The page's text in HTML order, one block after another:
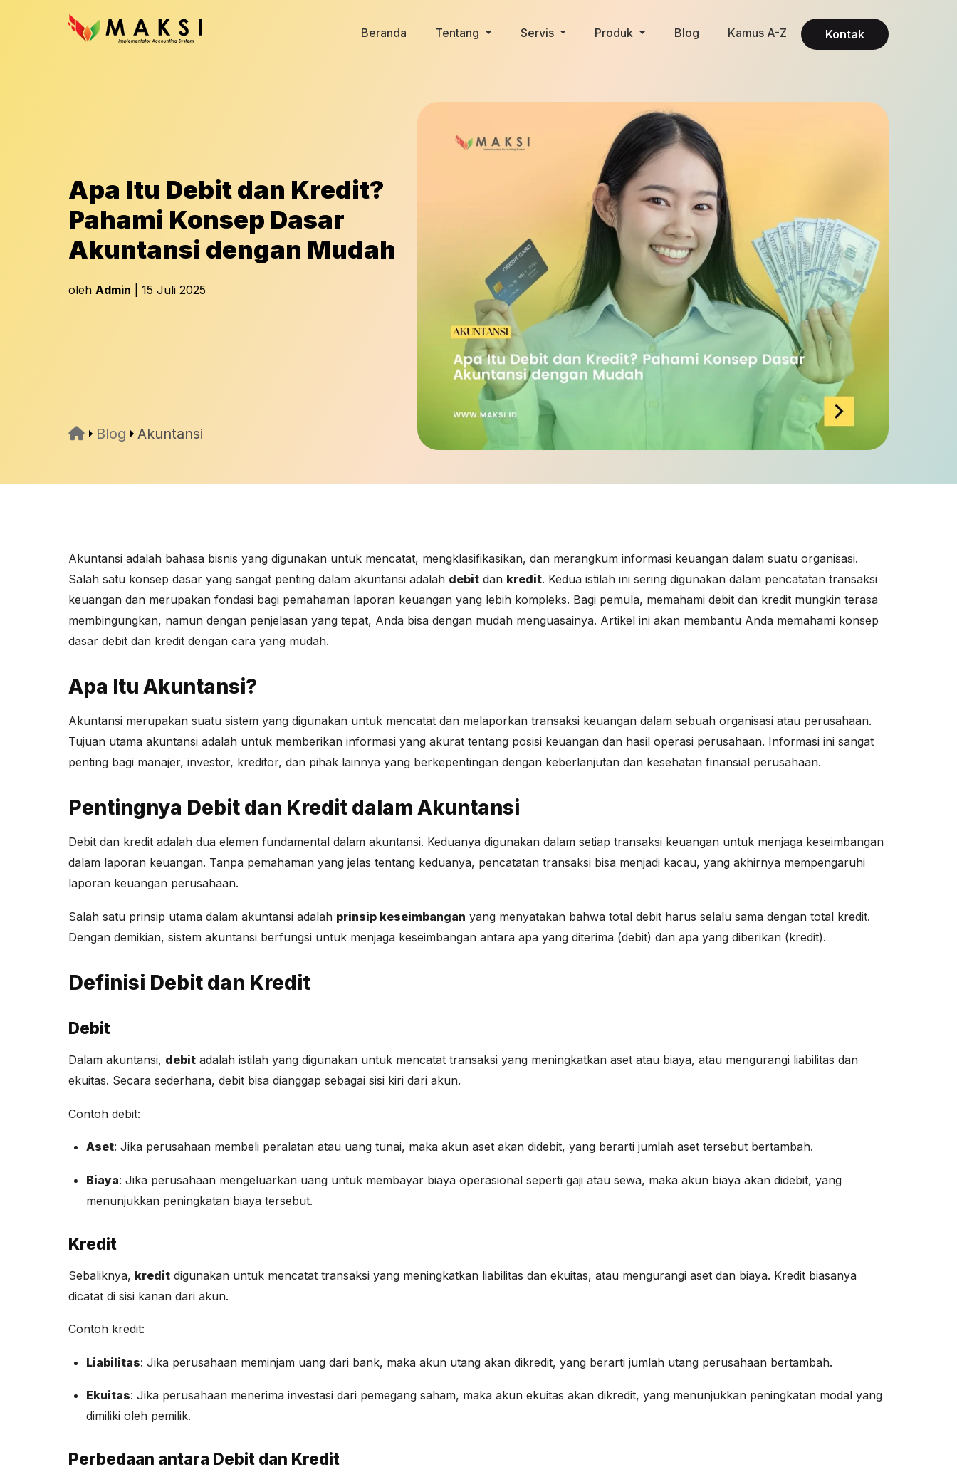
Beranda Tentang Servis Produk Blog Kamus A-Z Kontak
Apa Itu Debit dan Kredit?
Pahami Konsep Dasar
Akuntansi dengan Mudah
oleh Admin | 15 Juli 2025
Blog Akuntansi
Akuntansi adalah bahasa bisnis yang digunakan untuk mencatat, mengklasifikasikan, dan merangkum informasi keuangan dalam suatu organisasi.
Salah satu konsep dasar yang sangat penting dalam akuntansi adalah debit dan kredit. Kedua istilah ini sering digunakan dalam pencatatan transaksi
keuangan dan merupakan fondasi bagi pemahaman laporan keuangan yang lebih kompleks. Bagi pemula, memahami debit dan kredit mungkin terasa
membingungkan, namun dengan penjelasan yang tepat, Anda bisa dengan mudah menguasainya. Artikel ini akan membantu Anda memahami konsep
dasar debit dan kredit dengan cara yang mudah.
Apa Itu Akuntansi?
Akuntansi merupakan suatu sistem yang digunakan untuk mencatat dan melaporkan transaksi keuangan dalam sebuah organisasi atau perusahaan.
Tujuan utama akuntansi adalah untuk memberikan informasi yang akurat tentang posisi keuangan dan hasil operasi perusahaan. Informasi ini sangat
penting bagi manajer, investor, kreditor, dan pihak lainnya yang berkepentingan dengan keberlanjutan dan kesehatan finansial perusahaan.
Pentingnya Debit dan Kredit dalam Akuntansi
Debit dan kredit adalah dua elemen fundamental dalam akuntansi. Keduanya digunakan dalam setiap transaksi keuangan untuk menjaga keseimbangan
dalam laporan keuangan. Tanpa pemahaman yang jelas tentang keduanya, pencatatan transaksi bisa menjadi kacau, yang akhirnya mempengaruhi
laporan keuangan perusahaan.
Salah satu prinsip utama dalam akuntansi adalah prinsip keseimbangan yang menyatakan bahwa total debit harus selalu sama dengan total kredit.
Dengan demikian, sistem akuntansi berfungsi untuk menjaga keseimbangan antara apa yang diterima (debit) dan apa yang diberikan (kredit).
Definisi Debit dan Kredit
Debit
Dalam akuntansi, debit adalah istilah yang digunakan untuk mencatat transaksi yang meningkatkan aset atau biaya, atau mengurangi liabilitas dan
ekuitas. Secara sederhana, debit bisa dianggap sebagai sisi kiri dari akun.
Contoh debit:
Aset: Jika perusahaan membeli peralatan atau uang tunai, maka akun aset akan didebit, yang berarti jumlah aset tersebut bertambah.
Biaya: Jika perusahaan mengeluarkan uang untuk membayar biaya operasional seperti gaji atau sewa, maka akun biaya akan didebit, yang
menunjukkan peningkatan biaya tersebut.
Kredit
Sebaliknya, kredit digunakan untuk mencatat transaksi yang meningkatkan liabilitas dan ekuitas, atau mengurangi aset dan biaya. Kredit biasanya
dicatat di sisi kanan dari akun.
Contoh kredit:
Liabilitas: Jika perusahaan meminjam uang dari bank, maka akun utang akan dikredit, yang berarti jumlah utang perusahaan bertambah.
Ekuitas: Jika perusahaan menerima investasi dari pemegang saham, maka akun ekuitas akan dikredit, yang menunjukkan peningkatan modal yang
dimiliki oleh pemilik.
Perbedaan antara Debit dan Kredit